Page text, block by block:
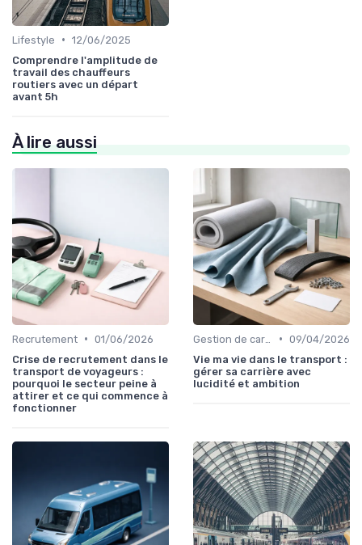
Lifestyle • 12/06/2025
Comprendre l'amplitude de
travail des chauffeurs
routiers avec un départ
avant 5h
À lire aussi
Recrutement • 01/06/2026
Crise de recrutement dans le
transport de voyageurs :
pourquoi le secteur peine à
attirer et ce qui commence à
fonctionner
• 09/04/2026
Vie ma vie dans le transport :
gérer sa carrière avec
lucidité et ambition